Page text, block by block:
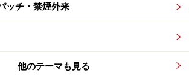
のものです。最新の内容をご確認くださ
師・医療従事者等による情報の提供は、診
りません。診断・治療を必要とする方は、適
診をおすすめいたします。記事内容は執筆者
のであり、全ての方への有効性を保証するも
ッチ・禁煙外来
他のテーマも見る